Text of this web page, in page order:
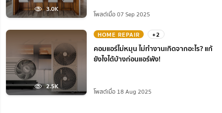
3.0K
โพสต์เมื่อ 07 Sep 2025
2.5K
HOME REPAIR +2
คอมแอร์ไม่หมุน ไม่ทํางานเกิดจากอะไร? แก้
ยังไงได้บ้างก่อนแอร์พัง!
โพสต์เมื่อ 18 Aug 2025